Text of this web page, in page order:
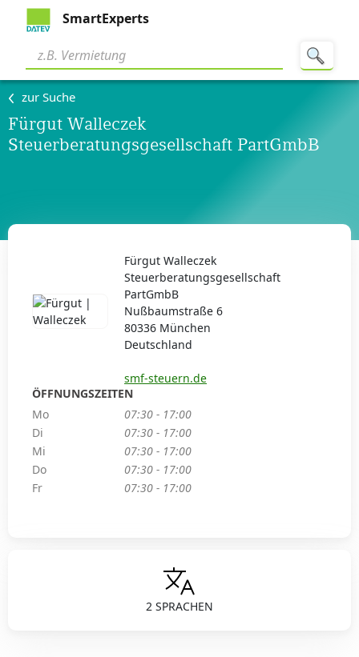
SmartExperts
zur Suche
Fürgut Walleczek
Steuerberatungsgesellschaft PartGmbB
2 SPRACHEN
Fürgut Walleczek
Steuerberatungsgesellschaft
PartGmbB
Nußbaumstraße 6
80336 München
Deutschland
smf-steuern.de
ÖFFNUNGSZEITEN
Mo
07:30 - 17:00
Di
07:30 - 17:00
Mi
07:30 - 17:00
Do
07:30 - 17:00
Fr
07:30 - 17:00